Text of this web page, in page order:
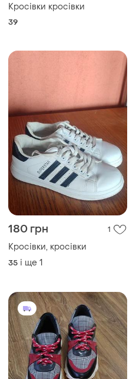
Кросівки кросівки
39
180 грн 1
Кросівки, кросівки
35 і ще 1